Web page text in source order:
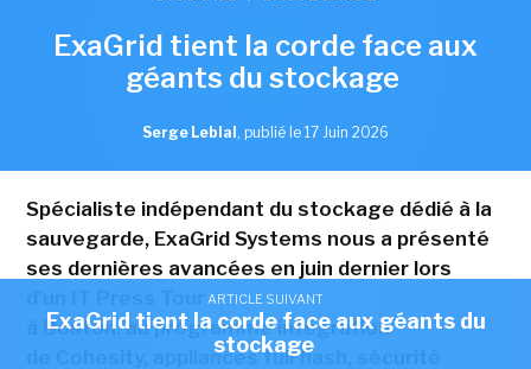
ARTICLE SUIVANT
ExaGrid tient la corde face aux géants du
stockage
ExaGrid tient la corde face aux
géants du stockage
Serge Leblal, publié le 17 Juin 2026
Spécialiste indépendant du stockage dédié à la
sauvegarde, ExaGrid Systems nous a présenté
ses dernières avancées en juin dernier lors
à Boston. au programme intégration
de Cohesity, appliances full flash, sécurité